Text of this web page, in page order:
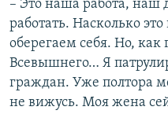
– Это наша работа,
работать. Насколько
оберегаем себя. Но, как
Всевышнего… Я
граждан. Уже полтора
не вижусь. Моя жена